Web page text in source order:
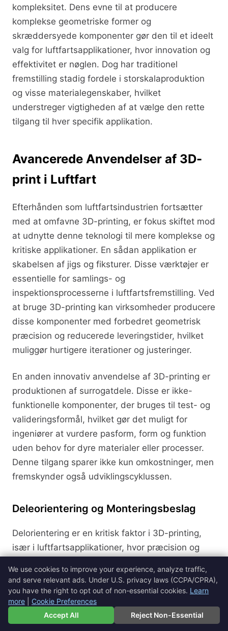
kompleksitet. Dens evne til at producere
komplekse geometriske former og
skræddersyede komponenter gør den til et ideelt
valg for luftfartsapplikationer, hvor innovation og
effektivitet er nøglen. Dog har traditionel
fremstilling stadig fordele i storskalaproduktion
og visse materialegenskaber, hvilket
understreger vigtigheden af at vælge den rette
tilgang til hver specifik applikation.
Avancerede Anvendelser af 3D-
print i Luftfart
Efterhånden som luftfartsindustrien fortsætter
med at omfavne 3D-printing, er fokus skiftet mod
at udnytte denne teknologi til mere komplekse og
kritiske applikationer. En sådan applikation er
skabelsen af jigs og fiksturer. Disse værktøjer er
essentielle for samlings- og
inspektionsprocesserne i luftfartsfremstilling. Ved
at bruge 3D-printing kan virksomheder producere
disse komponenter med forbedret geometrisk
præcision og reducerede leveringstider, hvilket
muliggør hurtigere iterationer og justeringer.
En anden innovativ anvendelse af 3D-printing er
produktionen af surrogatdele. Disse er ikke-
funktionelle komponenter, der bruges til test- og
valideringsformål, hvilket gør det muligt for
ingeniører at vurdere pasform, form og funktion
uden behov for dyre materialer eller processer.
Denne tilgang sparer ikke kun omkostninger, men
fremskynder også udviklingscyklussen.
Deleorientering og Monteringsbeslag
Delorientering er en kritisk faktor i 3D-printing,
især i luftfartsapplikationer, hvor præcision og
under printning kan betydeligt påvirke dens
overfladefinish, styrke og mængden af
nødvendigt støtte materiale. Ved at optimere
delorienteringen kan producenter opnå bedre
🇩🇰Dansk
We use cookies to improve your experience, analyze traffic,
and serve relevant ads. Under U.S. privacy laws (CCPA/CPRA),
you have the right to opt out of non-essential cookies. Learn
more
Cookie Preferences
Accept All
Reject Non-Essential